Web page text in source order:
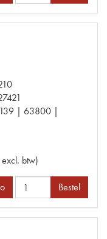
| 63800 |
btw)
Bestel